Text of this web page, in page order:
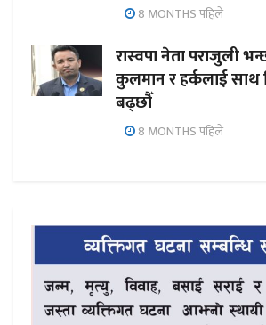
8 MONTHS पहिले
रास्वपा नेता पराजुली
कुलमान र हर्कलाई साथ
बढ्छौँ
8 MONTHS पहिले